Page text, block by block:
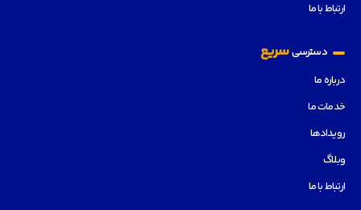
ارتباط با ما
دسترسیسریع
درباره ما
خدمات ما
رویدادها
وبلاگ
ارتباط با ما